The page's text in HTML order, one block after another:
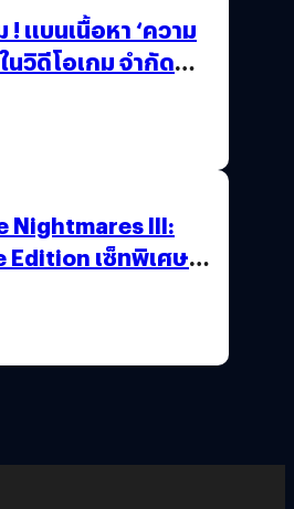
! แบนเนื้อหา ‘ความ
นวิดีโอเกม จำกัด
Nightmares III:
Edition เซ็ทพิเศษที่
ทุกความเหงาและ